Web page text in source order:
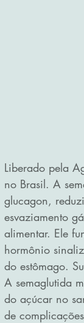
Liberado pela
no Brasil. A
glucagon,
esvaziamento
alimentar. Ele
hormônio
do estômago.
A semaglutida
do açúcar no
de